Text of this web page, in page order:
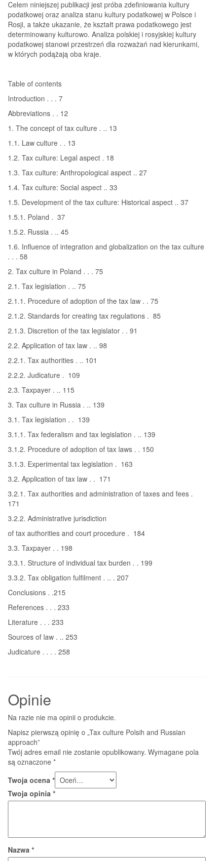
Celem niniejszej publikacji jest próba zdefiniowania kultury
podatkowej oraz analiza stanu kultury podatkowej w Polsce i
Rosji, a także ukazanie, że kształt prawa podatkowego jest
determinowany kulturowo. Analiza polskiej i rosyjskiej kultury
podatkowej stanowi przestrzeń dla rozważań nad kierunkami,
w których podążają oba kraje.
Table of contents
Introduction . . . 7
Abbreviations . . 12
1. The concept of tax culture . .. 13
1.1. Law culture . . 13
1.2. Tax culture: Legal aspect . 18
1.3. Tax culture: Anthropological aspect .. 27
1.4. Tax culture: Social aspect .. 33
1.5. Development of the tax culture: Historical aspect .. 37
1.5.1. Poland . 37
1.5.2. Russia . .. 45
1.6. Influence of integration and globalization on the tax culture
. . . 58
2. Tax culture in Poland . . . 75
2.1. Tax legislation . .. 75
2.1.1. Procedure of adoption of the tax law . . 75
2.1.2. Standards for creating tax regulations . 85
2.1.3. Discretion of the tax legislator . . 91
2.2. Application of tax law . .. 98
2.2.1. Tax authorities . .. 101
2.2.2. Judicature . 109
2.3. Taxpayer . .. 115
3. Tax culture in Russia . .. 139
3.1. Tax legislation . . 139
3.1.1. Tax federalism and tax legislation . .. 139
3.1.2. Procedure of adoption of tax laws . . 150
3.1.3. Experimental tax legislation . 163
3.2. Application of tax law . . 171
3.2.1. Tax authorities and administration of taxes and fees .
171
3.2.2. Administrative jurisdiction
of tax authorities and court procedure . 184
3.3. Taxpayer . . 198
3.3.1. Structure of individual tax burden . . 199
3.3.2. Tax obligation fulfilment . .. . 207
Conclusions . .215
References . . . 233
Literature . . . 233
Sources of law . .. 253
Judicature . . . . 258
Opinie
Na razie nie ma opinii o produkcie.
Napisz pierwszą opinię o „Tax culture Polsih and Russian
approach”
Twój adres email nie zostanie opublikowany. Wymagane pola
są oznaczone *
Twoja ocena *
Twoja opinia *
Nazwa *